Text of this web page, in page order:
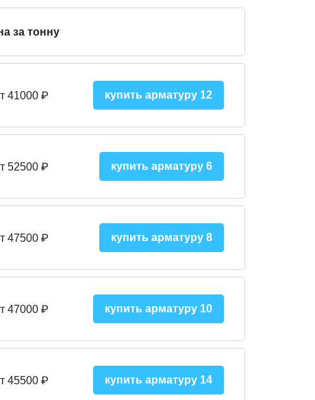
за тонну
41000₽ купить арматуру 12
52500₽ купить арматуру 6
47500₽ купить арматуру 8
47000₽ купить арматуру 10
45500₽ купить арматуру 14